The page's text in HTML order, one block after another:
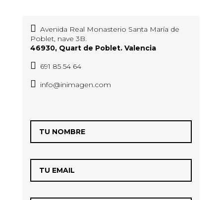
Avenida Real Monasterio Santa María de
Poblet, nave 3B.
46930, Quart de Poblet. Valencia
691 85 54 64
info@inimagen.com